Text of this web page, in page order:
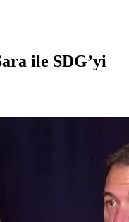
ile SDG’yi